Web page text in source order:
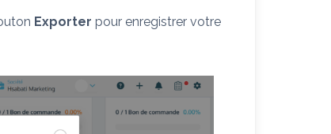
Exporterpour enregistrer votre